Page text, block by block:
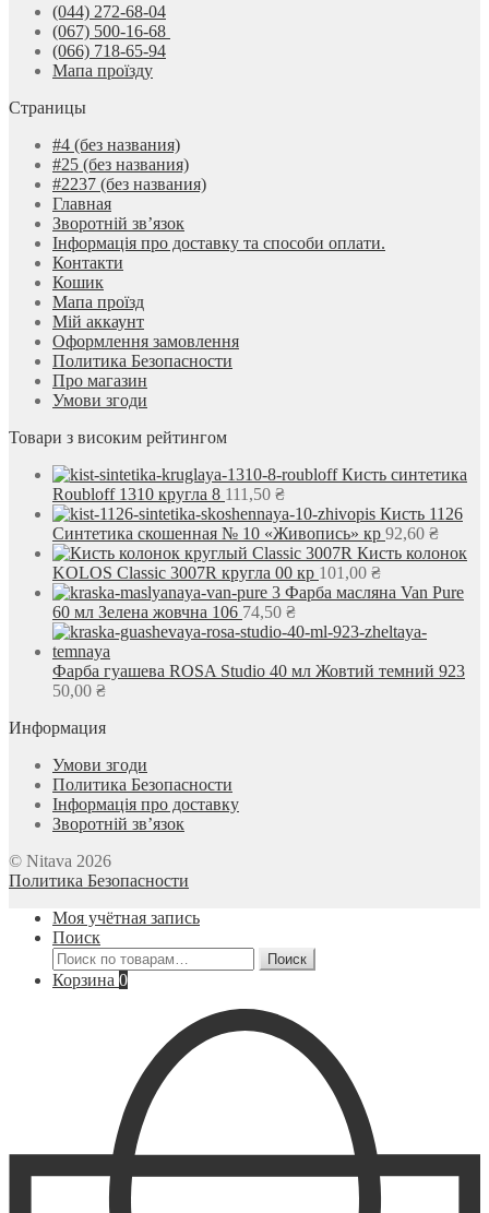
(044) 272-68-04
(067) 500-16-68
(066) 718-65-94
Мапа проїзду
Страницы
#4 (без названия)
#25 (без названия)
#2237 (без названия)
Главная
Зворотній зв’язок
Інформація про доставку та способи оплати.
Контакти
Кошик
Мапа проїзд
Мій аккаунт
Оформлення замовлення
Политика Безопасности
Про магазин
Умови згоди
Товари з високим рейтингом
Кисть синтетика
Roubloff 1310 кругла 8 111,50 ₴
Кисть 1126
Синтетика скошенная № 10 «Живопись» кр 92,60 ₴
Кисть колонок
KOLOS Classic 3007R кругла 00 кр 101,00 ₴
Фарба масляна Van Pure
60 мл Зелена жовчна 106 74,50 ₴
Фарба гуашева ROSA Studio 40 мл Жовтий темний 923
50,00 ₴
Информация
Умови згоди
Политика Безопасности
Інформація про доставку
Зворотній зв’язок
© Nitava 2026
Политика Безопасности
Моя учётная запись
Поиск
Искать:
Поиск
Корзина 0